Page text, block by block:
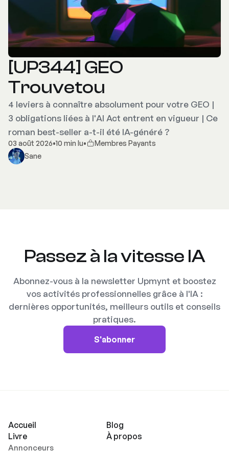
[UP344] GEO
Trouvetou
4 leviers à connaître absolument pour votre GEO |
3 obligations liées à l'AI Act entrent en vigueur | Ce
roman best-seller a-t-il été IA-généré ?
03 août 2026•10 min lu•
Membres Payants
Sane
Passez à la vitesse IA
Abonnez-vous à la newsletter Upmynt et boostez
vos activités professionnelles grâce à l'IA :
dernières opportunités, meilleurs outils et conseils
pratiques.
S'abonner
Accueil
Blog
Livre
À propos
Annonceurs